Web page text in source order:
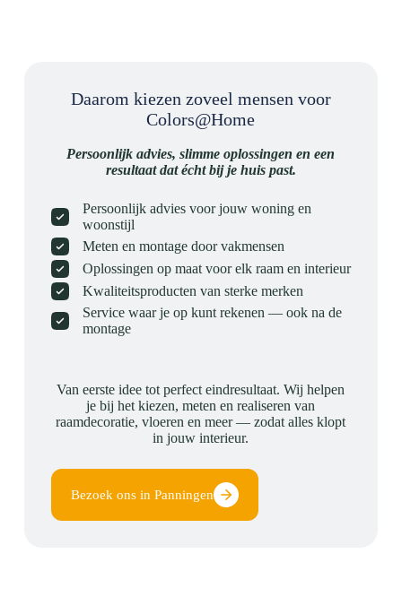
Daarom kiezen zoveel mensen voor
Colors@Home
Persoonlijk advies, slimme oplossingen en een
resultaat dat écht bij je huis past.
Persoonlijk advies voor jouw woning en
woonstijl
Meten en montage door vakmensen
Oplossingen op maat voor elk raam en interieur
Kwaliteitsproducten van sterke merken
Service waar je op kunt rekenen — ook na de
montage
Van eerste idee tot perfect eindresultaat. Wij helpen
je bij het kiezen, meten en realiseren van
raamdecoratie, vloeren en meer — zodat alles klopt
in jouw interieur.
Bezoek ons in Panningen